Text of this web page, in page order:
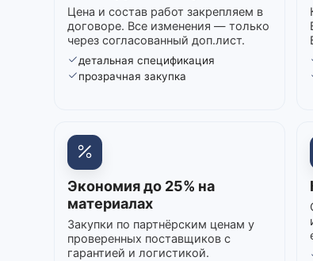
Цена и состав работ закрепляем в
договоре. Все изменения — только
через согласованный доп.лист.
детальная спецификация
прозрачная закупка
Экономия до 25% на
материалах
Закупки по партнёрским ценам у
проверенных поставщиков с
гарантией и логистикой.